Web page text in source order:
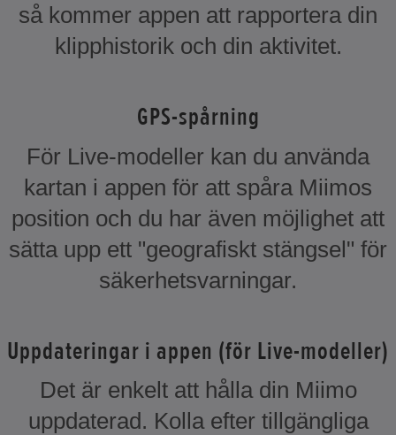
så kommer appen att rapportera din
klipphistorik och din aktivitet.
GPS-spårning
För Live-modeller kan du använda
kartan i appen för att spåra Miimos
position och du har även möjlighet att
sätta upp ett "geografiskt stängsel" för
säkerhetsvarningar.
Uppdateringar i appen (för Live-modeller)
Det är enkelt att hålla din Miimo
uppdaterad. Kolla efter tillgängliga